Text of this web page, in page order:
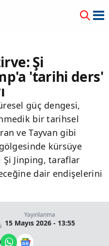
Şi
'tarihi ders'
güç dengesi,
bir tarihsel
ve Tayvan gibi
kürsüye
Şi Jinping, taraflar
dair endişelerini
Yayınlanma
15 Mayıs 2026 - 13:55